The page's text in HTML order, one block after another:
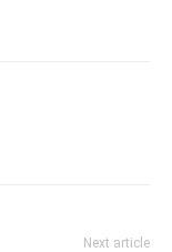
Next article